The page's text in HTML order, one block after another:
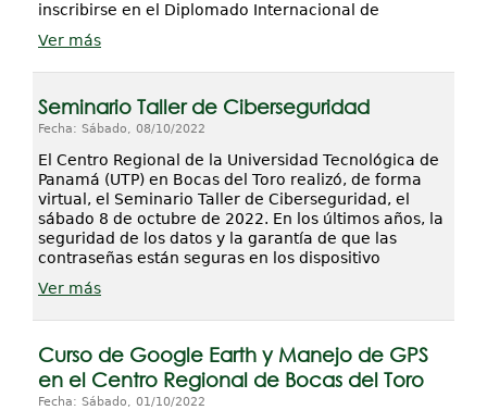
inscribirse en el Diplomado Internacional de
Ver más
Seminario Taller de Ciberseguridad
Fecha: Sábado, 08/10/2022
El Centro Regional de la Universidad Tecnológica de
Panamá (UTP) en Bocas del Toro realizó, de forma
virtual, el Seminario Taller de Ciberseguridad, el
sábado 8 de octubre de 2022. En los últimos años, la
seguridad de los datos y la garantía de que las
contraseñas están seguras en los dispositivo
Ver más
Curso de Google Earth y Manejo de GPS
en el Centro Regional de Bocas del Toro
Fecha: Sábado, 01/10/2022